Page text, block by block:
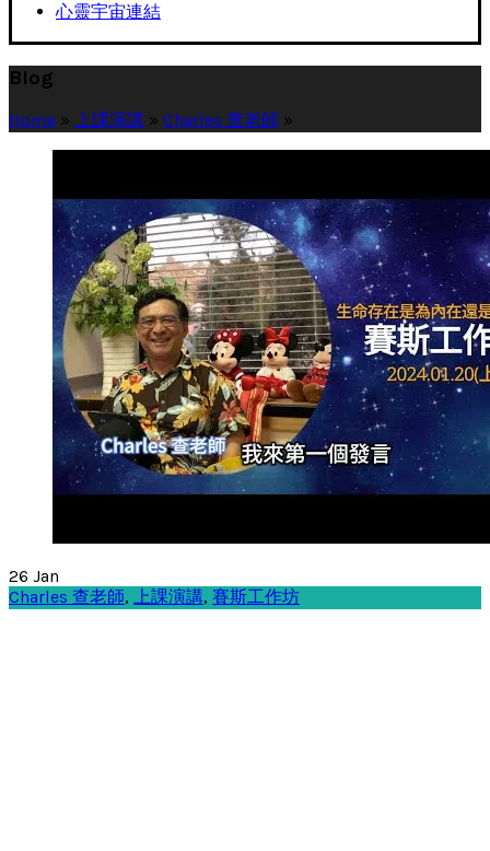
心靈宇宙連結
Blog
Home » 上課演講 » Charles 查老師 »
26 Jan
Charles 查老師, 上課演講, 賽斯工作坊